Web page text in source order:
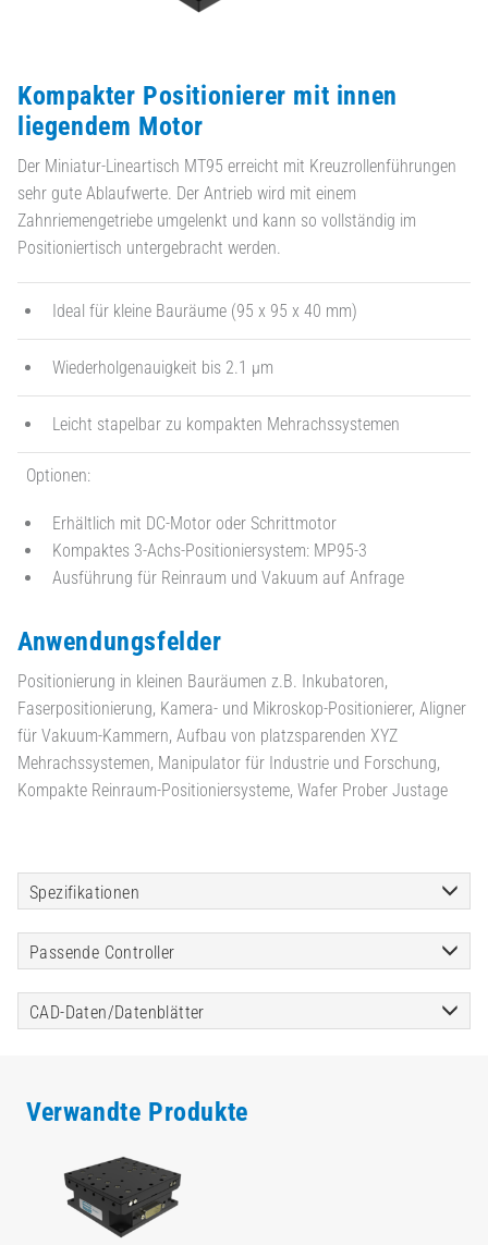
Kompakter Positionierer mit innen
liegendem Motor
Der Miniatur-Lineartisch MT95 erreicht mit Kreuzrollenführungen
sehr gute Ablaufwerte. Der Antrieb wird mit einem
Zahnriemengetriebe umgelenkt und kann so vollständig im
Positioniertisch untergebracht werden.
Ideal für kleine Bauräume (95 x 95 x 40 mm)
Wiederholgenauigkeit bis 2.1 µm
Leicht stapelbar zu kompakten Mehrachssystemen
Optionen:
Erhältlich mit DC-Motor oder Schrittmotor
Kompaktes 3-Achs-Positioniersystem: MP95-3
Ausführung für Reinraum und Vakuum auf Anfrage
Anwendungsfelder
Positionierung in kleinen Bauräumen z.B. Inkubatoren,
Faserpositionierung, Kamera- und Mikroskop-Positionierer, Aligner
für Vakuum-Kammern, Aufbau von platzsparenden XYZ
Mehrachssystemen, Manipulator für Industrie und Forschung,
Kompakte Reinraum-Positioniersysteme, Wafer Prober Justage
Spezifikationen
Passende Controller
CAD-Daten/Datenblätter
Verwandte Produkte